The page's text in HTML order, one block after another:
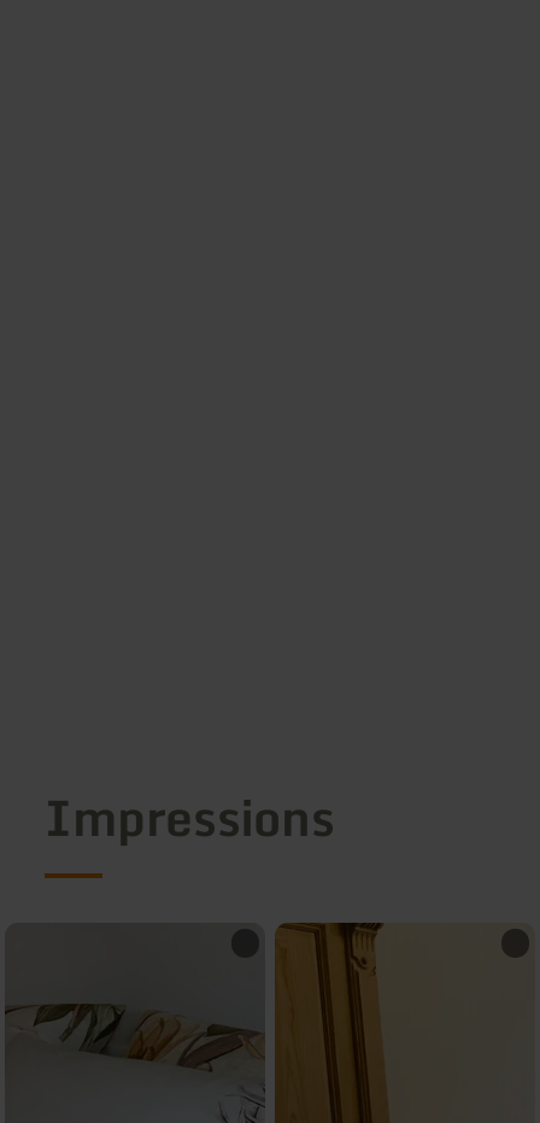
Impressions